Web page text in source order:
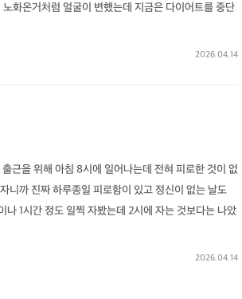
화온거처럼 얼굴이 변했는데 지금은 다이어트를 중단
2026.04.14
근을 위해 아침 8시에 일어나는데 전혀 피로한 것이 없
니까 진짜 하루종일 피로함이 있고 정신이 없는 날도
1시간 정도 일찍 자봤는데 2시에 자는 것보다는 나았
2026.04.14